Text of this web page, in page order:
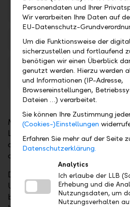
Konten, Karten und
Zinssätze gültig ab 1. April
Bedingungen für die
KundenkartePDF
Mit der LLB Kundenkarte stehen
Leistungen an allen LLB-
ausserhalb der gewohnten
offen.
Die LLB-Kundenkarte verschafft
Unabhängigkeit und
besteht jederzeit die
Personendaten und Ihrer
Wir verarbeiten Ihre Daten auf
EU-Datenschutz-
Um die Funktionsweise der
sicherzustellen und fortlaufend
benötigen wir einen Überblick
genutzt werden. Hierzu werden
und Informationen (IP-Adresse,
Browsereinstellungen,
Dateien …) verarbeitet.
Sie können Ihre Zustimmung
(Cookies-)Einstellungen
Erfahren Sie mehr auf der Seite
Datenschutzerklärung.
Analytics
Ich erlaube der LLB
Erhebung und die
Nutzungsdaten, um
Nutzungsverhalten